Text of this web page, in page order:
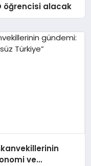
öğrencisi alacak
ve